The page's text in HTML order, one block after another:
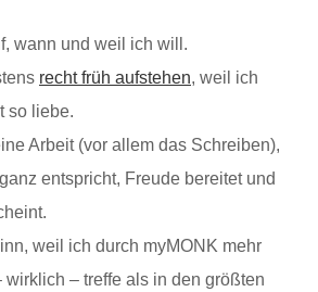
wann und weil ich will.
recht früh aufstehen, weil ich
so liebe.
Arbeit (vor allem das Schreiben),
entspricht, Freude bereitet und
weil ich durch myMONK mehr
wirklich – treffe als in den größten